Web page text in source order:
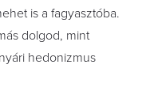
is a fagyasztóba.
dolgod, mint
hedonizmus